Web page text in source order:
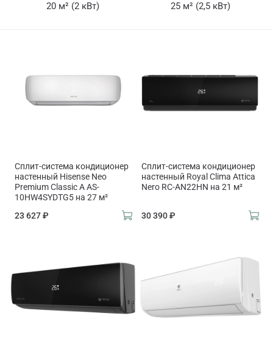
20 м² (2 кВт) 25 м² (2,5 кВт)
Сплит-система кондиционер
настенный Hisense Neo
Premium Classic A AS-
10HW4SYDTG5 на 27 м²
23 627 ₽
Сплит-система кондиционер
настенный Royal Clima Attica
Nero RC-AN22HN на 21 м²
30 390 ₽